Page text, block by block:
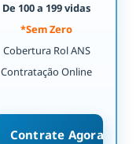
De 100 a 199 vidas
*Sem Zero
Cobertura Rol ANS
Contratação Online
Contrate Agora